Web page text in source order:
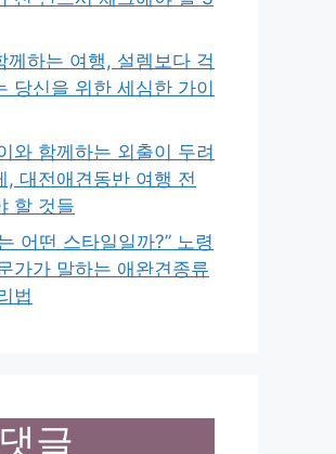
께하는 여행, 설렘보다 걱
당신을 위한 세심한 가이
와 함께하는 외출이 두려
, 대전애견동반 여행 전
할 것들
어떤 스타일일까?” 노령
가가 말하는 애완견종류
법
글